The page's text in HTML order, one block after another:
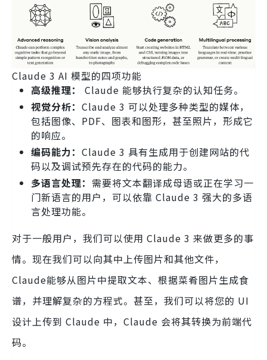
Claude 3 AI 模型的四项功能
高级推理： Claude 能够执行复杂的认知任务。
视觉分析： Claude 3 可以处理多种类型的媒体，
包括图像、PDF、图表和图形，甚至照片，形成它
的响应。
编码能力： Claude 3 具有生成用于创建网站的代
码以及调试预先存在的代码的能力。
多语言处理： 需要将文本翻译成母语或正在学习一
门新语言的用户，可以依靠 Claude 3 强大的多语
言处理功能。
对于一般用户，我们可以使用 Claude 3 来做更多的事
情。现在我们可以向其中上传图片和其他文件，
Claude能够从图片中提取文本、根据菜肴图片生成食
谱，并理解复杂的方程式。甚至，我们可以将您的 UI
设计上传到 Claude 中，Claude 会将其转换为前端代
码。